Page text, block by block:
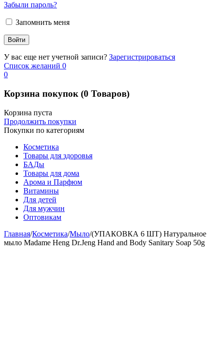
Забыли пароль?
Запомнить меня
У вас еще нет учетной записи? Зарегистрироваться
Список желаний 0
0
Корзина покупок (0 Товаров)
Корзина пуста
Продолжить покупки
Покупки по категориям
Косметика
Товары для здоровья
БАДы
Товары для дома
Арома и Парфюм
Витамины
Для детей
Для мужчин
Оптовикам
Главная/Косметика/Мыло/(УПАКОВКА 6 ШТ) Натуральное
мыло Madame Heng Dr.Jeng Hand and Body Sanitary Soap 50g